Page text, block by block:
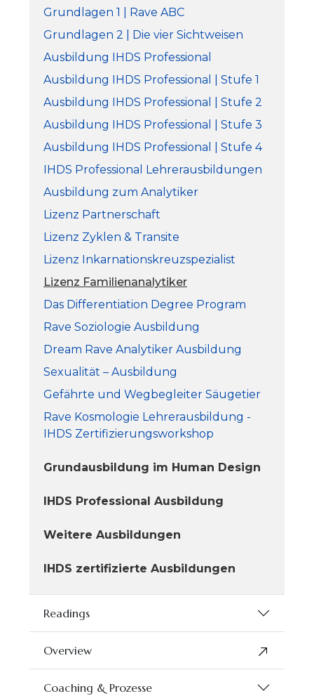
Grundlagen 1 | Rave ABC
Grundlagen 2 | Die vier Sichtweisen
Ausbildung IHDS Professional
Ausbildung IHDS Professional | Stufe 1
Ausbildung IHDS Professional | Stufe 2
Ausbildung IHDS Professional | Stufe 3
Ausbildung IHDS Professional | Stufe 4
IHDS Professional Lehrerausbildungen
Ausbildung zum Analytiker
Lizenz Partnerschaft
Lizenz Zyklen & Transite
Lizenz Inkarnationskreuzspezialist
Lizenz Familienanalytiker
Das Differentiation Degree Program
Rave Soziologie Ausbildung
Dream Rave Analytiker Ausbildung
Sexualität – Ausbildung
Gefährte und Wegbegleiter Säugetier
Rave Kosmologie Lehrerausbildung -
IHDS Zertifizierungsworkshop
Grundausbildung im Human Design
IHDS Professional Ausbildung
Weitere Ausbildungen
IHDS zertifizierte Ausbildungen
Readings
Overview
Coaching & Prozesse